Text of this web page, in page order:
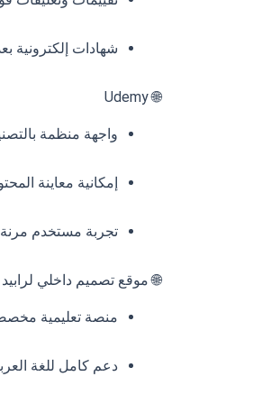
شهادات إلكترونية
🌐 Udemy
واجهة منظمة
إمكانية معاينة
تجربة مستخدم مرنة
🌐 موقع تصميم داخلي
منصة تعليمية
دعم كامل للغة